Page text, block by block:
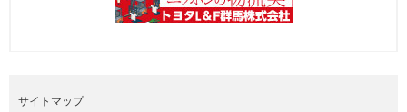
サイトマップ